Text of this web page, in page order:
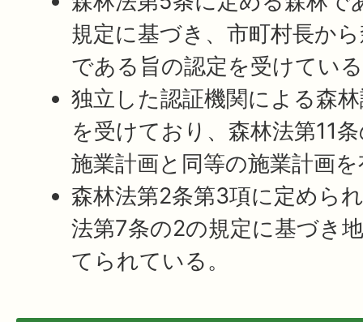
規定に基づき、市町村長か
である旨の認定を受けてい
独立した認証機関による森
を受けており、森林法第11
施業計画と同等の施業計画
森林法第2条第3項に定めら
法第7条の2の規定に基づき
てられている。